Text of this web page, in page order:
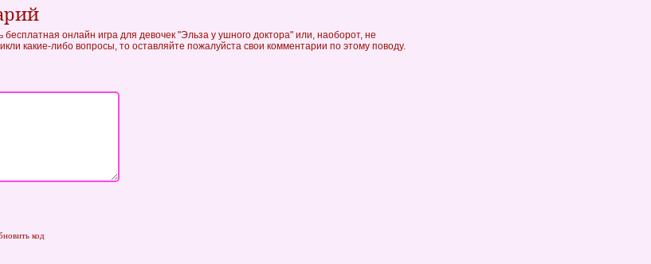
бесплатная онлайн игра для девочек "Эльза у ушного доктора" или, наоборот, не
какие-либо вопросы, то оставляйте пожалуйста свои комментарии по этому поводу.
код